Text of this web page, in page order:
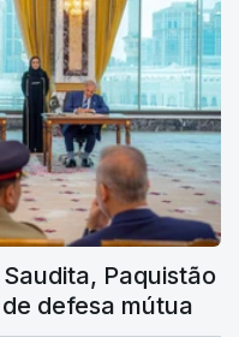
Paquistão
defesa mútua